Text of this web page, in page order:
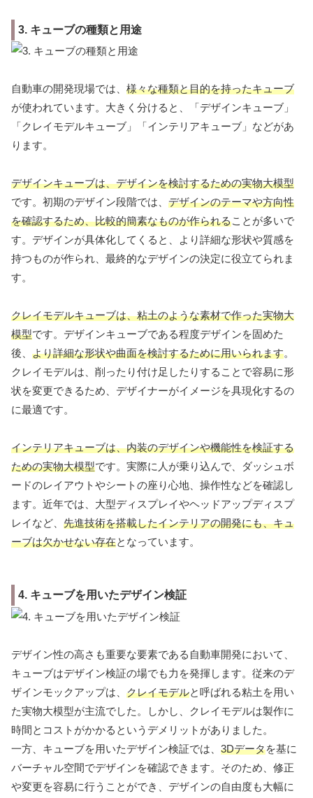
3. キューブの種類と用途
自動車の開発現場では、 様々な種類と目的を持ったキューブ
が使われています。大きく分けると、「デザインキューブ」
「クレイモデルキューブ」「インテリアキューブ」などがあ
ります。
デザインキューブは、デザインを検討するための実物大模型
です。初期のデザイン段階では、 デザインのテーマや方向性
を確認するため、比較的簡素なものが作られることが多いで
す。デザインが具体化してくると、より詳細な形状や質感を
持つものが作られ、最終的なデザインの決定に役立てられま
す。
クレイモデルキューブは、粘土のような素材で作った実物大
模型です。デザインキューブである程度デザインを固めた
後、 より詳細な形状や曲面を検討するために用いられます。
クレイモデルは、削ったり付け足したりすることで容易に形
状を変更できるため、デザイナーがイメージを具現化するの
に最適です。
インテリアキューブは、内装のデザインや機能性を検証する
ための実物大模型です。実際に人が乗り込んで、ダッシュボ
ードのレイアウトやシートの座り心地、操作性などを確認し
ます。近年では、大型ディスプレイやヘッドアップディスプ
レイなど、 先進技術を搭載したインテリアの開発にも、キュ
ーブは欠かせない存在となっています。
4. キューブを用いたデザイン検証
デザイン性の高さも重要な要素である自動車開発において、
キューブはデザイン検証の場でも力を発揮します。従来のデ
ザインモックアップは、 クレイモデルと呼ばれる粘土を用い
た実物大模型が主流でした。しかし、クレイモデルは製作に
時間とコストがかかるというデメリットがありました。
一方、キューブを用いたデザイン検証では、 3Dデータを基に
バーチャル空間でデザインを確認できます。そのため、修正
や変更を容易に行うことができ、デザインの自由度も大幅に